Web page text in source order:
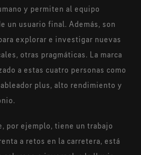
y permiten al equipo
un usuario final. Además, son
explorar e investigar nuevas
otras pragmáticas. La marca
a estas cuatro personas como
plus, alto rendimiento y
por ejemplo, tiene un trabajo
a retos en la carretera, está